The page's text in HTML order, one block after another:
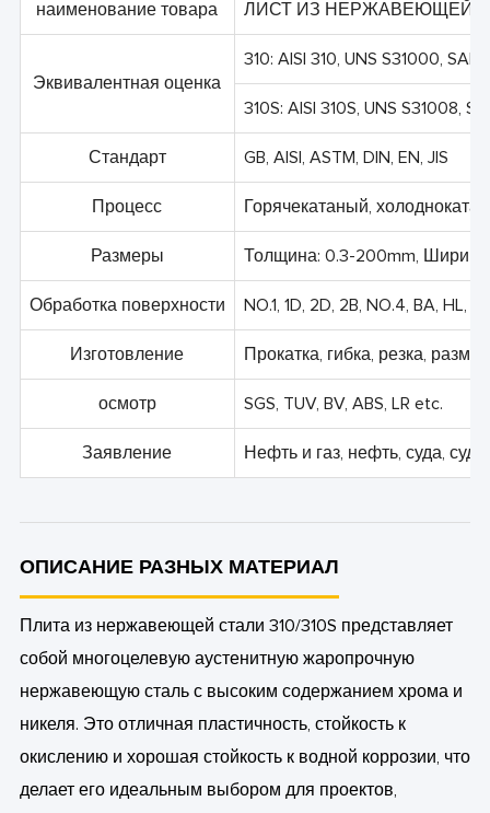
наименование товара ЛИСТ ИЗ НЕРЖАВЕЮЩЕЙ
Эквивалентная оценка
310: AISI 310, UNS S31000, SAE
310S: AISI 310S, UNS S31008,
Стандарт GB, AISI, ASTM, DIN, EN, JIS
Процесс Горячекатаный,
Размеры Толщина: 0.3-200mm,
Обработка поверхности NO.1, 1D, 2D, 2B, NO.4, BA,
Изготовление Прокатка, гибка, резка,
осмотр SGS, TUV, BV, ABS, LR etc.
Заявление Нефть и газ, нефть, суда,
ОПИСАНИЕ РАЗНЫХ МАТЕРИАЛ
Плита из нержавеющей стали 310/310S представляет
собой многоцелевую аустенитную жаропрочную
нержавеющую сталь с высоким содержанием хрома и
никеля. Это отличная пластичность, стойкость к
окислению и хорошая стойкость к водной коррозии, что
делает его идеальным выбором для проектов,